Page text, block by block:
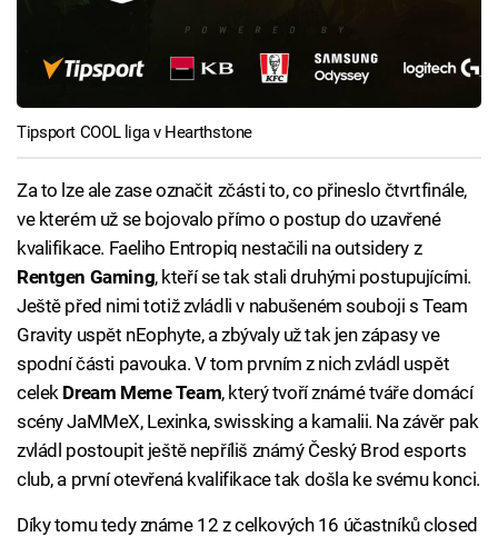
Tipsport COOL liga v Hearthstone
Za to lze ale zase označit zčásti to, co přineslo čtvrtfinále,
ve kterém už se bojovalo přímo o postup do uzavřené
kvalifikace. Faeliho Entropiq nestačili na outsidery z
Rentgen Gaming, kteří se tak stali druhými postupujícími.
Ještě před nimi totiž zvládli v nabušeném souboji s Team
Gravity uspět nEophyte, a zbývaly už tak jen zápasy ve
spodní části pavouka. V tom prvním z nich zvládl uspět
celek Dream Meme Team, který tvoří známé tváře domácí
scény JaMMeX, Lexinka, swissking a kamalii. Na závěr pak
zvládl postoupit ještě nepříliš známý Český Brod esports
club, a první otevřená kvalifikace tak došla ke svému konci.
Díky tomu tedy známe 12 z celkových 16 účastníků closed